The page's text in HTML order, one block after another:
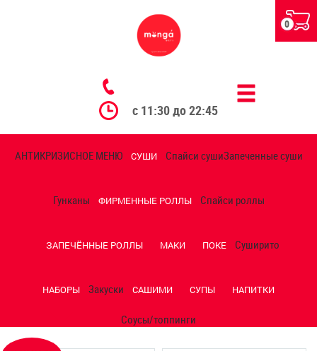
с 11:30 до 22:45
0
АНТИКРИЗИСНОЕ МЕНЮ СУШИ Спайси сушиЗапеченные суши
Гунканы ФИРМЕННЫЕ РОЛЛЫ Спайси роллы
ЗАПЕЧЁННЫЕ РОЛЛЫ МАКИ ПОКЕ Суширито
НАБОРЫ Закуски САШИМИ СУПЫ НАПИТКИ
Соусы/топпинги